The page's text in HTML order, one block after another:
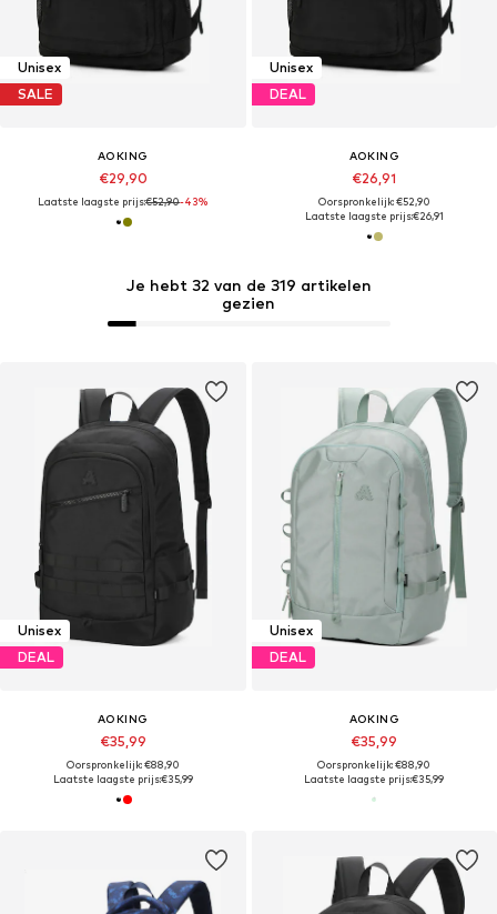
Je hebt 32 van de 319 artikelen
gezien
Unisex
SALE
AOKING
€29,90
Laatste laagste prijs:€52,90-43%
Unisex
DEAL
AOKING
€26,91
Oorspronkelijk: €52,90
Laatste laagste prijs:€26,91
Unisex
DEAL
AOKING
€35,99
Oorspronkelijk: €88,90
Laatste laagste prijs:€35,99
Unisex
DEAL
AOKING
€35,99
Oorspronkelijk: €88,90
Laatste laagste prijs:€35,99